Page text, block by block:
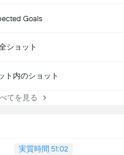
Goals
ショット
ト内のショット
てを見る
実質時間 51:02